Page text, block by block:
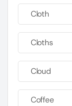
Cloth
Cloths
Cloud
Coffee